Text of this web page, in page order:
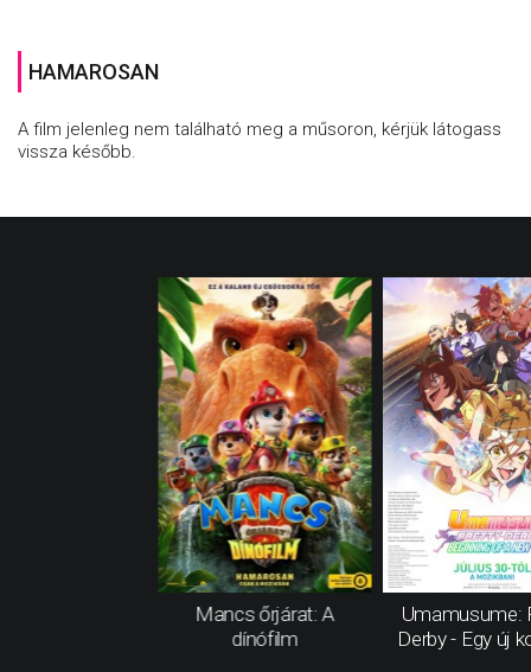
HAMAROSAN
A film jelenleg nem található meg a műsoron, kérjük látogass
vissza később.
Mancs őrjárat: A
dínófilm
Umamusume:
Derby - Egy új